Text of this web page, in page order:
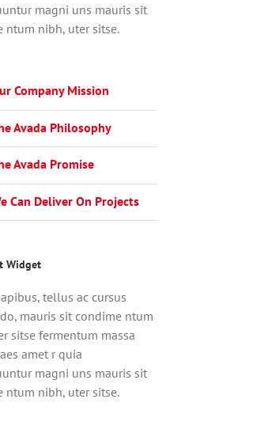
magni uns mauris sit
ntum nibh, uter sitse.
Company Mission
Avada Philosophy
Avada Promise
Can Deliver On Projects
Widget
tellus ac cursus
mauris sit condime ntum
sitse fermentum massa
amet r quia
magni uns mauris sit
ntum nibh, uter sitse.